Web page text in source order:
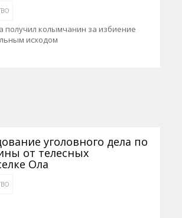
получил колымчанин за избиение
исходом
уголовного дела по
от телесных
Ола